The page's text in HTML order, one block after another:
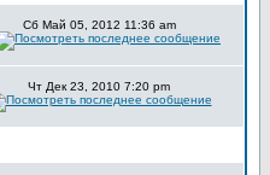
Сб Май 05, 2012 11:36 am
Чт Дек 23, 2010 7:20 pm